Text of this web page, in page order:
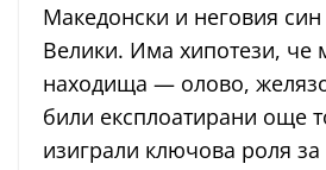
Македонски и неговия
Велики. Има хипотези, че
находища — олово,
били експлоатирани още
изиграли ключова роля